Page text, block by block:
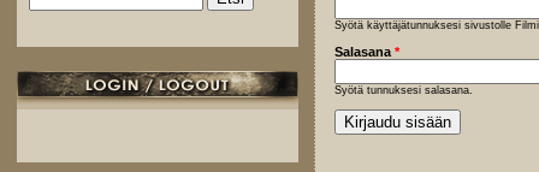
Hakulomake
Syötä käyttäjätunnuksesi sivustolle
Salasana *
Syötä tunnuksesi salasana.